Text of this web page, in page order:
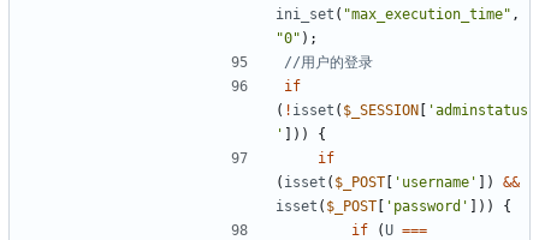
ini_set ( "max_execution_time" ,
"0" );
if
( ! isset ( $_SESSION [ 'adminstatus
' ]))
{
if
( isset ( $_POST [ 'username' ])
&&
isset ( $_POST [ 'password' ]))
{
if
(U ===